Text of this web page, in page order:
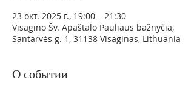
23 окт. 2025 г., 19:00 – 21:30
Visagino Šv. Apaštalo Pauliaus bažnyčia,
Santarvės g. 1, 31138 Visaginas, Lithuania
О событии